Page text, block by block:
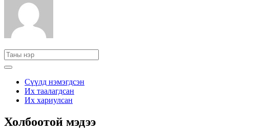
Сүүлд нэмэгдсэн
Их таалагдсан
Их хариулсан
Холбоотой мэдээ